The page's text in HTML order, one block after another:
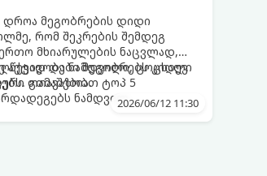
დროა მეგობრების დიდი
რომ შეკრების შემდეგ
მხიარულების ნაცვლად,
და ნამდვილი, ცოცხალი
თამაშებია.
მეგობრებს კიდევ
გთავაზობთ ტოპ 5
ნამდვილ2026/06/12 11:30